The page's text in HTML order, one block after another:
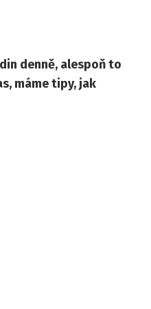
denně, alespoň to
máme tipy, jak